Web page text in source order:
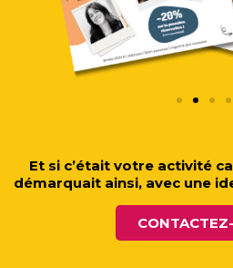
Et si c’était votre activité
démarquait ainsi, avec une